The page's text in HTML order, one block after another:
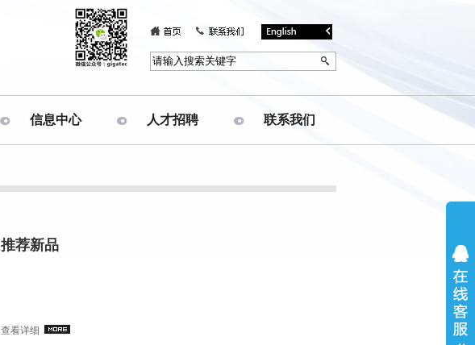
信息中心 人才招聘 联系我们
推荐新品
查看详细